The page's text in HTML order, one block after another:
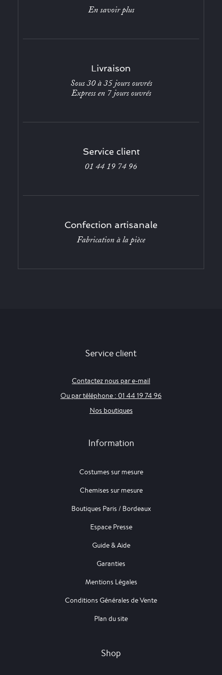
En savoir plus
Livraison
Sous 30 à 35 jours ouvrés
Express en 7 jours ouvrés
Service client
01 44 19 74 96
Confection artisanale
Fabrication à la pièce
Service client
Contactez nous par e-mail
Ou par téléphone : 01 44 19 74 96
Nos boutiques
Information
Costumes sur mesure
Chemises sur mesure
Boutiques Paris / Bordeaux
Espace Presse
Guide & Aide
Garanties
Mentions Légales
Conditions Générales de Vente
Plan du site
Shop